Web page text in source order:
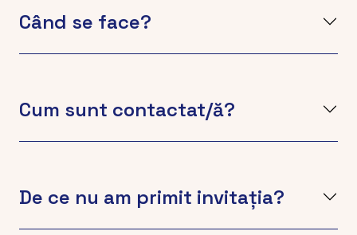
Când se face?
Cum sunt contactat/ă?
De ce nu am primit invitația?